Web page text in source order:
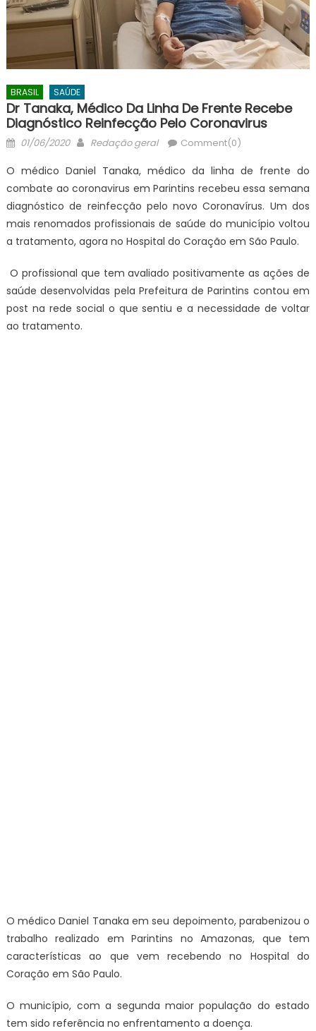
BRASIL SAÚDE
Dr Tanaka, Médico Da Linha De Frente Recebe
Diagnóstico Reinfecção Pelo Coronavirus
Posted
01/06/2020 Author
Redação geral Comment(0)
O médico Daniel Tanaka, médico da linha de frente do
combate ao coronavirus em Parintins recebeu essa semana
diagnóstico de reinfecção pelo novo Coronavírus. Um dos
mais renomados profissionais de saúde do município voltou
a tratamento, agora no Hospital do Coração em São Paulo.
O profissional que tem avaliado positivamente as ações de
saúde desenvolvidas pela Prefeitura de Parintins contou em
post na rede social o que sentiu e a necessidade de voltar
ao tratamento.
O médico Daniel Tanaka em seu depoimento, parabenizou o
trabalho realizado em Parintins no Amazonas, que tem
características ao que vem recebendo no Hospital do
Coração em São Paulo.
O município, com a segunda maior população do estado
tem sido referência no enfrentamento a doença.